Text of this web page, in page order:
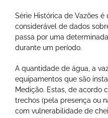
Série Histórica de Vazões
considerável de dados
passa por uma
durante um período.
A quantidade de água, a
equipamentos que são
Medição. Estas, de acordo
trechos (pela presença ou
com vulnerabilidade de